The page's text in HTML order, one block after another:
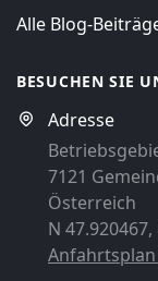
Alle Blog-
BESUCHEN SIE
Adresse
7121
Österreich
N